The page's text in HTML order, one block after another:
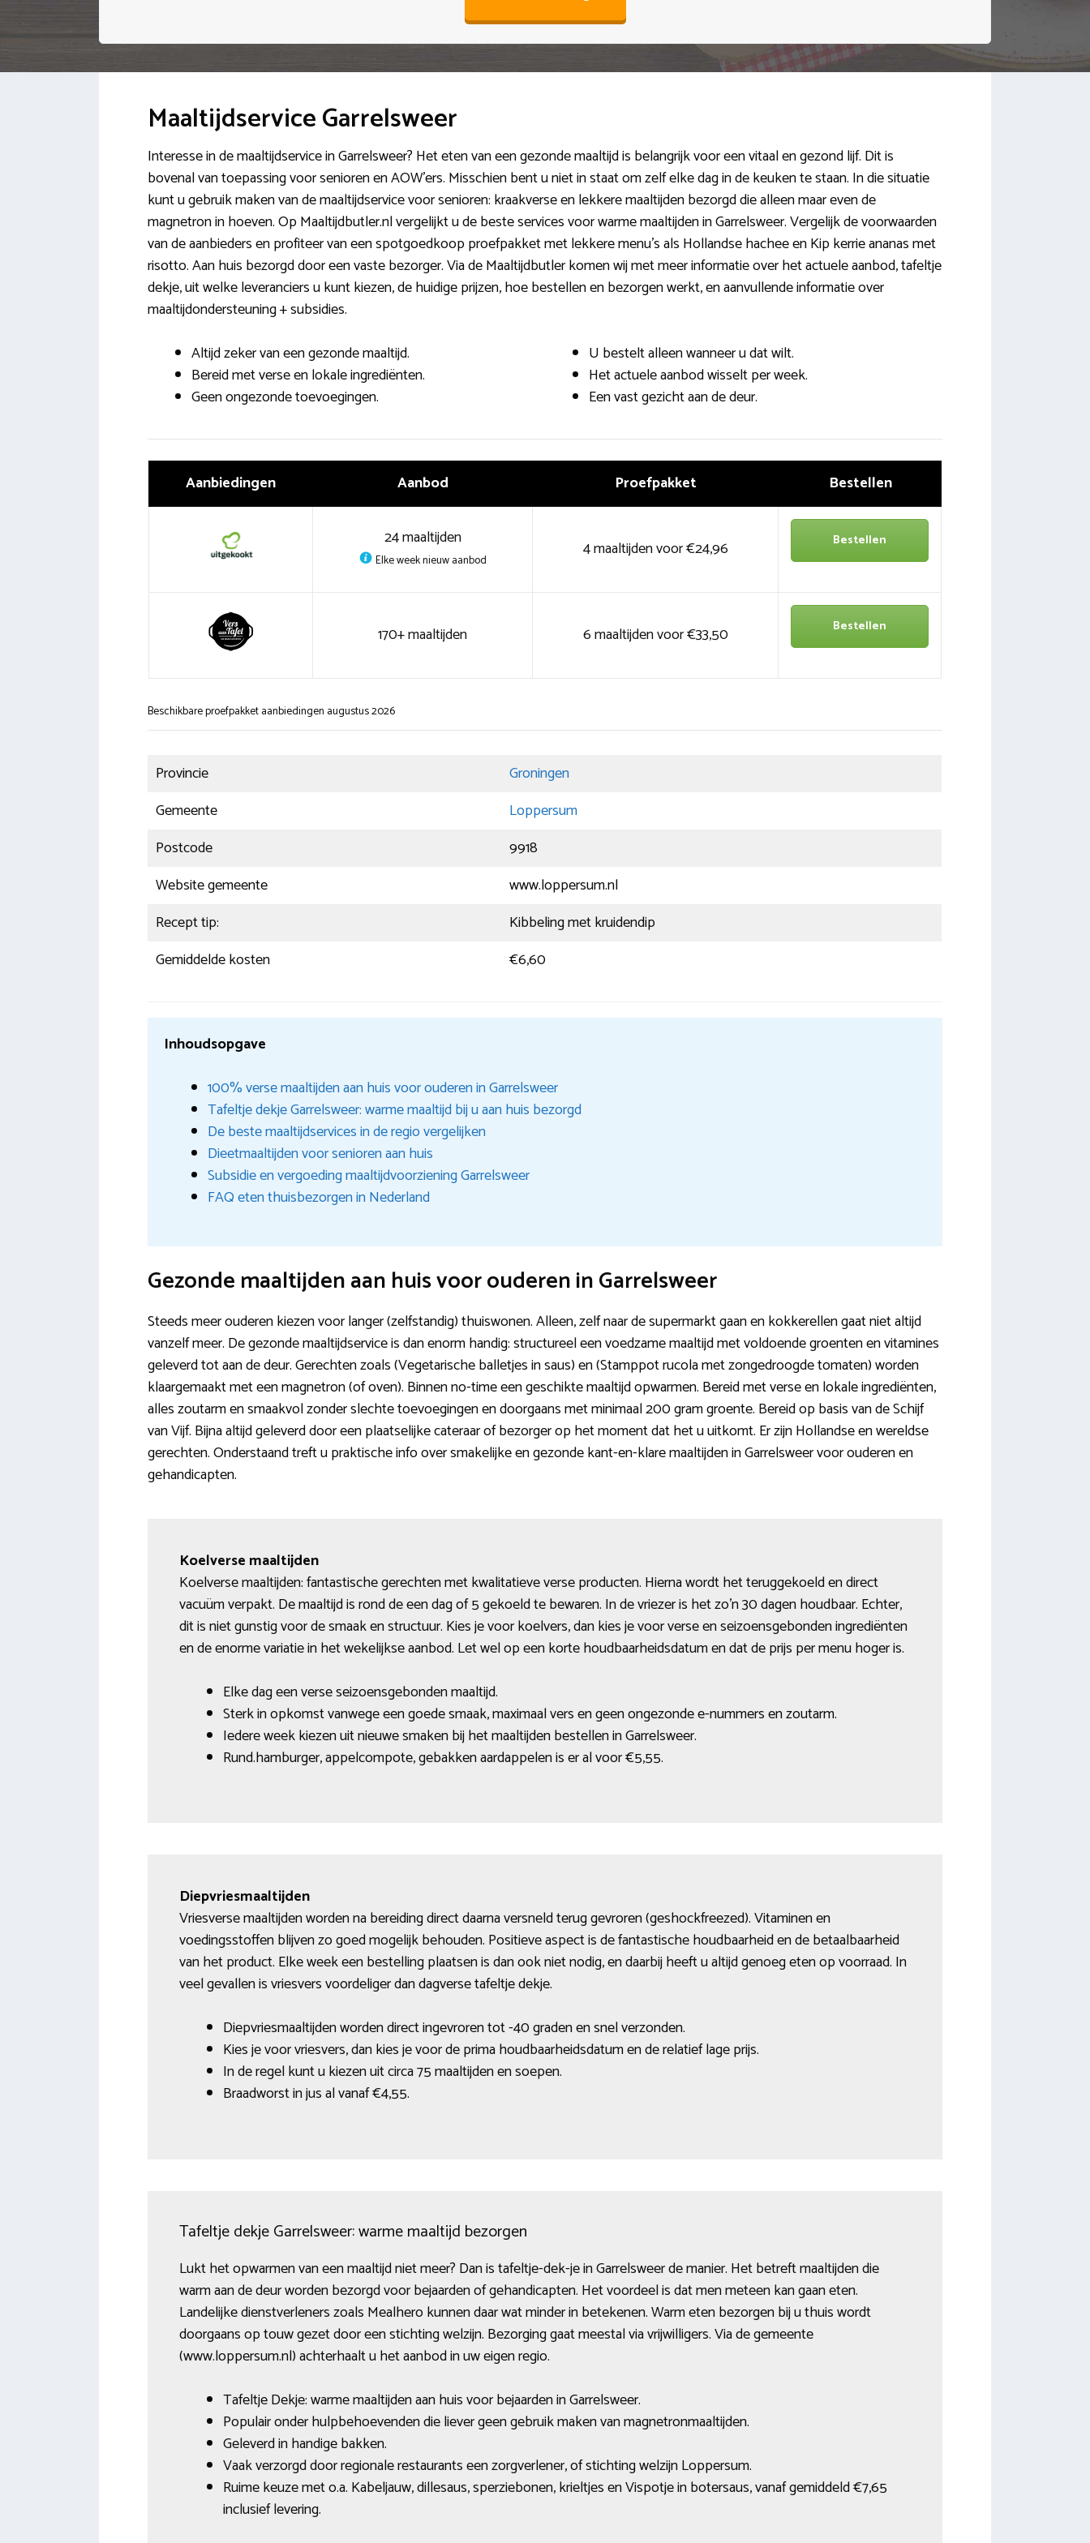
Maaltijdservice Garrelsweer
Interesse in de maaltijdservice in Garrelsweer? Het eten van een gezonde maaltijd is belangrijk voor een vitaal en gezond lijf. Dit is
bovenal van toepassing voor senioren en AOW’ers. Misschien bent u niet in staat om zelf elke dag in de keuken te staan. In die situatie
kunt u gebruik maken van de maaltijdservice voor senioren: kraakverse en lekkere maaltijden bezorgd die alleen maar even de
magnetron in hoeven. Op Maaltijdbutler.nl vergelijkt u de beste services voor warme maaltijden in Garrelsweer. Vergelijk de voorwaarden
van de aanbieders en profiteer van een spotgoedkoop proefpakket met lekkere menu’s als Hollandse hachee en Kip kerrie ananas met
risotto. Aan huis bezorgd door een vaste bezorger. Via de Maaltijdbutler komen wij met meer informatie over het actuele aanbod, tafeltje
dekje, uit welke leveranciers u kunt kiezen, de huidige prijzen, hoe bestellen en bezorgen werkt, en aanvullende informatie over
maaltijdondersteuning + subsidies.
Altijd zeker van een gezonde maaltijd.
Bereid met verse en lokale ingrediënten.
Geen ongezonde toevoegingen.
U bestelt alleen wanneer u dat wilt.
Het actuele aanbod wisselt per week.
Een vast gezicht aan de deur.
Aanbiedingen Aanbod Proefpakket Bestellen
24 maaltijden
Elke week nieuw aanbod 4 maaltijden voor €24,96 Bestellen
170+ maaltijden 6 maaltijden voor €33,50 Bestellen
Beschikbare proefpakket aanbiedingen augustus 2026
Provincie
Groningen
Gemeente
Loppersum
Postcode
9918
Website gemeente
www.loppersum.nl
Recept tip:
Kibbeling met kruidendip
Gemiddelde kosten
€6,60
Inhoudsopgave
100% verse maaltijden aan huis voor ouderen in Garrelsweer
Tafeltje dekje Garrelsweer: warme maaltijd bij u aan huis bezorgd
De beste maaltijdservices in de regio vergelijken
Dieetmaaltijden voor senioren aan huis
Subsidie en vergoeding maaltijdvoorziening Garrelsweer
FAQ eten thuisbezorgen in Nederland
Gezonde maaltijden aan huis voor ouderen in Garrelsweer
Steeds meer ouderen kiezen voor langer (zelfstandig) thuiswonen. Alleen, zelf naar de supermarkt gaan en kokkerellen gaat niet altijd
vanzelf meer. De gezonde maaltijdservice is dan enorm handig: structureel een voedzame maaltijd met voldoende groenten en vitamines
geleverd tot aan de deur. Gerechten zoals (Vegetarische balletjes in saus) en (Stamppot rucola met zongedroogde tomaten) worden
klaargemaakt met een magnetron (of oven). Binnen no-time een geschikte maaltijd opwarmen. Bereid met verse en lokale ingrediënten,
alles zoutarm en smaakvol zonder slechte toevoegingen en doorgaans met minimaal 200 gram groente. Bereid op basis van de Schijf
van Vijf. Bijna altijd geleverd door een plaatselijke cateraar of bezorger op het moment dat het u uitkomt. Er zijn Hollandse en wereldse
gerechten. Onderstaand treft u praktische info over smakelijke en gezonde kant-en-klare maaltijden in Garrelsweer voor ouderen en
gehandicapten.
Koelverse maaltijden
Koelverse maaltijden: fantastische gerechten met kwalitatieve verse producten. Hierna wordt het teruggekoeld en direct
vacuüm verpakt. De maaltijd is rond de een dag of 5 gekoeld te bewaren. In de vriezer is het zo’n 30 dagen houdbaar. Echter,
dit is niet gunstig voor de smaak en structuur. Kies je voor koelvers, dan kies je voor verse en seizoensgebonden ingrediënten
en de enorme variatie in het wekelijkse aanbod. Let wel op een korte houdbaarheidsdatum en dat de prijs per menu hoger is.
Elke dag een verse seizoensgebonden maaltijd.
Sterk in opkomst vanwege een goede smaak, maximaal vers en geen ongezonde e-nummers en zoutarm.
Iedere week kiezen uit nieuwe smaken bij het maaltijden bestellen in Garrelsweer.
Rund.hamburger, appelcompote, gebakken aardappelen is er al voor €5,55.
Diepvriesmaaltijden
Vriesverse maaltijden worden na bereiding direct daarna versneld terug gevroren (geshockfreezed). Vitaminen en
voedingsstoffen blijven zo goed mogelijk behouden. Positieve aspect is de fantastische houdbaarheid en de betaalbaarheid
van het product. Elke week een bestelling plaatsen is dan ook niet nodig, en daarbij heeft u altijd genoeg eten op voorraad. In
veel gevallen is vriesvers voordeliger dan dagverse tafeltje dekje.
Diepvriesmaaltijden worden direct ingevroren tot -40 graden en snel verzonden.
Kies je voor vriesvers, dan kies je voor de prima houdbaarheidsdatum en de relatief lage prijs.
In de regel kunt u kiezen uit circa 75 maaltijden en soepen.
Braadworst in jus al vanaf €4,55.
Tafeltje dekje Garrelsweer: warme maaltijd bezorgen
Lukt het opwarmen van een maaltijd niet meer? Dan is tafeltje-dek-je in Garrelsweer de manier. Het betreft maaltijden die
warm aan de deur worden bezorgd voor bejaarden of gehandicapten. Het voordeel is dat men meteen kan gaan eten.
Landelijke dienstverleners zoals Mealhero kunnen daar wat minder in betekenen. Warm eten bezorgen bij u thuis wordt
doorgaans op touw gezet door een stichting welzijn. Bezorging gaat meestal via vrijwilligers. Via de gemeente
(www.loppersum.nl) achterhaalt u het aanbod in uw eigen regio.
Tafeltje Dekje: warme maaltijden aan huis voor bejaarden in Garrelsweer.
Populair onder hulpbehoevenden die liever geen gebruik maken van magnetronmaaltijden.
Geleverd in handige bakken.
Vaak verzorgd door regionale restaurants een zorgverlener, of stichting welzijn Loppersum.
Ruime keuze met o.a. Kabeljauw, dillesaus, sperziebonen, krieltjes en Vispotje in botersaus, vanaf gemiddeld €7,65
inclusief levering.